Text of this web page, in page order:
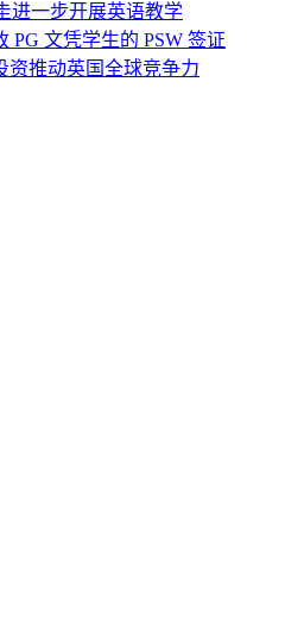
进一步开展英语教学
PG 文凭学生的 PSW 签证
资推动英国全球竞争力